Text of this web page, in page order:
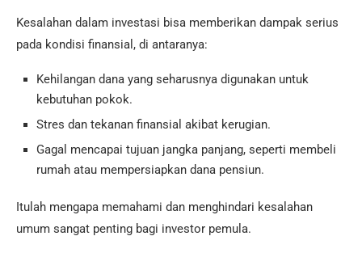
Kesalahan dalam investasi bisa memberikan dampak serius
pada kondisi finansial, di antaranya:
Kehilangan dana yang seharusnya digunakan untuk
kebutuhan pokok.
Stres dan tekanan finansial akibat kerugian.
Gagal mencapai tujuan jangka panjang, seperti membeli
rumah atau mempersiapkan dana pensiun.
Itulah mengapa memahami dan menghindari kesalahan
umum sangat penting bagi investor pemula.